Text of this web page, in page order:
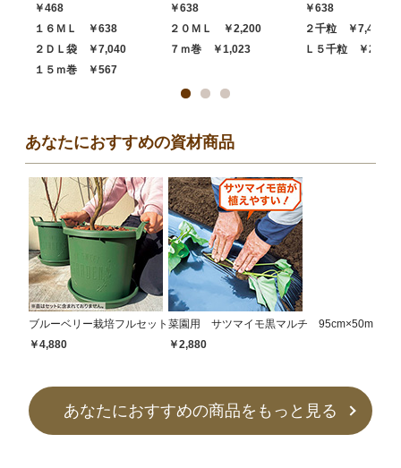
￥468
１６ＭＬ ￥638
２ＤＬ袋 ￥7,040
１５ｍ巻 ￥567
￥638
２０ＭＬ ￥2,200
７ｍ巻 ￥1,023
￥638
２千粒 ￥7,480
Ｌ５千粒 ￥
あなたにおすすめの資材商品
ブルーベリー栽培フルセット
￥4,880
菜園用 サツマイモ黒マルチ 95cm×50m
￥2,880
あなたにおすすめの商品をもっと見る